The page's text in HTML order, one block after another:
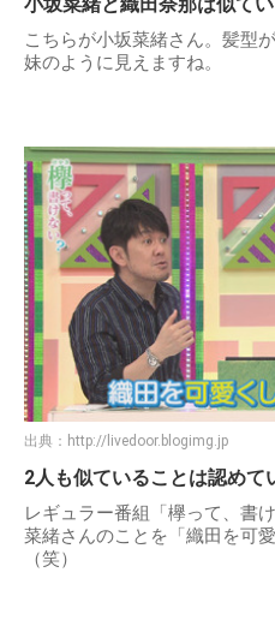
こちらが小坂菜緒さん。髪型
妹のように見えますね。
出典： http://livedoor.blogimg.jp
2人も似ていることは認めて
レギュラー番組「欅って、書
菜緒さんのことを「織田を可
（笑）